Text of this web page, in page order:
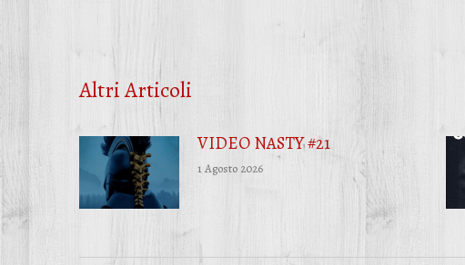
Altri Articoli
VIDEO NASTY #21
1 Agosto 2026